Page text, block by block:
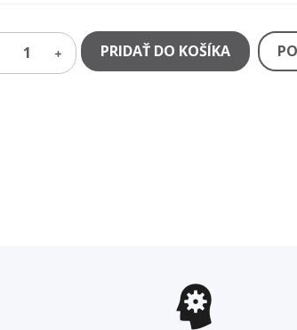
1 PRIDAŤ DO KOŠÍKA